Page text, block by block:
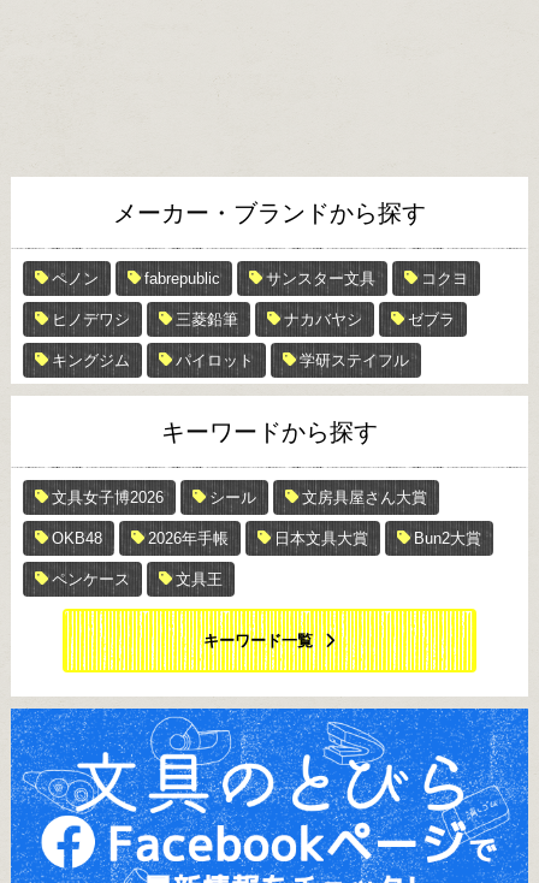
メーカー・ブランドから探す
ペノン fabrepublic サンスター文具 コクヨ
ヒノデワシ 三菱鉛筆 ナカバヤシ ゼブラ
キングジム パイロット 学研ステイフル
キーワードから探す
文具女子博2026 シール 文房具屋さん大賞
OKB48 2026年手帳 日本文具大賞 Bun2大賞
ペンケース 文具王
キーワード一覧